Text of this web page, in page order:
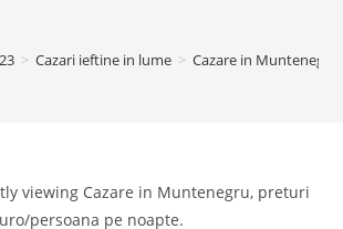
23 > Cazari ieftine in lume > Cazare in